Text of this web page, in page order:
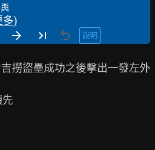
多)
說明
撈盜壘成功之後擊出一發左外